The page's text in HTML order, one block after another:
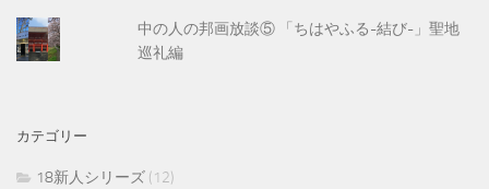
中の人の邦画放談⑤ 「ちはやふる-結び-」聖地
巡礼編
カテゴリー
18新人シリーズ (12)